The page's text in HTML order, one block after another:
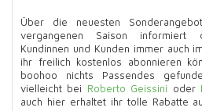
Über die neuesten
vergangenen Saison informiert
Kundinnen und Kunden immer auch im
ihr freilich kostenlos abonnieren
boohoo nichts Passendes
vielleicht bei Roberto Geissini oder
auch hier erhaltet ihr tolle Rabatte